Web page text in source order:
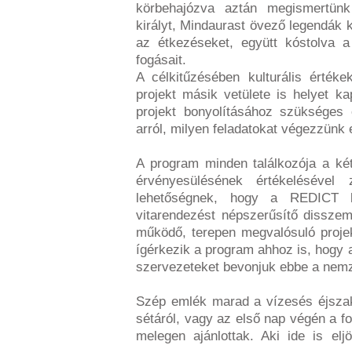
körbehajózva aztán
királyt, Mindaurast övező legendák
az étkezéseket, együtt kóstolva
fogásait.
A célkitűzésében kulturális
projekt másik vetülete is helyet
projekt bonyolításához
arról, milyen feladatokat végezzünk
A program minden találkozója a
érvényesülésének
lehetőségnek, hogy a REDICT
vitarendezést népszerűsítő
működő, terepen megvalósuló
ígérkezik a program ahhoz is, hogy
szervezeteket bevonjuk ebbe a
Szép emlék marad a vízesés
sétáról, vagy az első nap végén a
melegen ajánlottak. Aki ide is